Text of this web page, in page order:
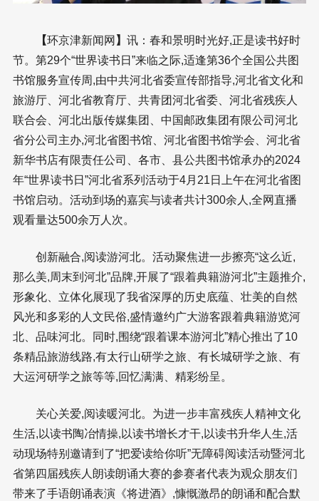
【环京津新闻网 】 讯：春和景明时光好,正是读书好时
节。第29个“世界读书日”来临之际,适逢第36个全国公共图
书馆服务宣传周,由中共河北省委宣传部指导,河北省文化和
旅游厅、河北省教育厅、共青团河北省委、河北省残疾人
联合会、河北出版传媒集团、中国邮政集团有限公司河北
省分公司主办,河北省图书馆、河北省图书馆学会、河北省
新华书店有限责任公司、各市、县公共图书馆承办的2024
年“世界读书日”河北省系列活动于4月21日上午在河北省图
书馆启动。活动到场的嘉宾与读者共计300余人,全网直播
观看量达500余万人次。
创新融合,阅读游河北。活动聚焦进一步擦亮“这么近,
那么美,周末到河北”品牌,开展了“跟着典籍游河北”主题推介,
形象化、立体化展现了我省深厚的历史底蕴、壮美的自然
风光和多彩的人文民俗,盛情邀约广大游客跟着典籍游览河
北、品味河北。同时,围绕“跟着课本游河北”精心推出了10
条精品旅游线路,有太行山研学之旅、有长城研学之旅、有
大运河研学之旅等等,回忆满满、精彩纷呈。
关心关爱,阅读暖河北。为进一步丰富残疾人精神文化
生活,以读书陶冶情操,以读书增长才干,以读书升华人生,活
动现场特别邀请到了“把爱读给你听”无障碍阅读活动暨河北
省第四届残疾人朗读朗诵大赛的参赛者代表为观众朋友们
带来了手语朗诵表演《将进酒》,慷慨激昂的朗诵和配合默